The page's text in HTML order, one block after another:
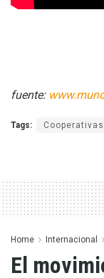
fuente:
Tags: Cooperativas
Home Internacional
El